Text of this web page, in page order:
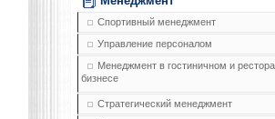
Спортивный менеджмент
Управление персоналом
Менеджмент в гостиничном и
бизнесе
Стратегический менеджмент